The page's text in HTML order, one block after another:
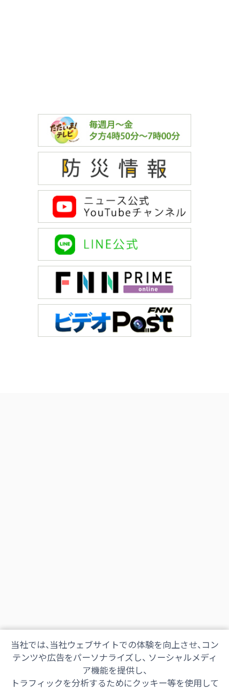
当社では、当社ウェブサイトでの体験を向上させ、コン
テンツや広告をパーソナライズし、 ソーシャルメディ
ア機能を提供し、
トラフィックを分析するためにクッキー等を使用して